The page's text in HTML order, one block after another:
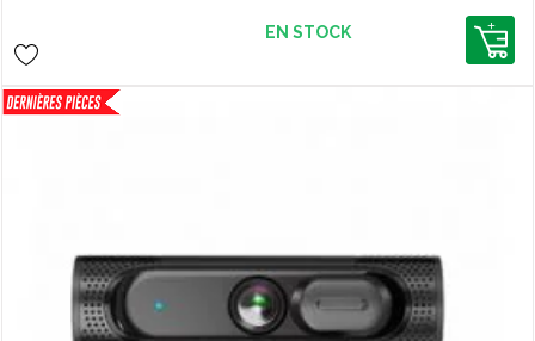
exigences des créateurs pour des
images de haute qualité. Grâce à la
technologie Sony Exmor et aux
réglages de précision d'AVerMedia,
vous serez en mesure de réaliser des
EN STOCK